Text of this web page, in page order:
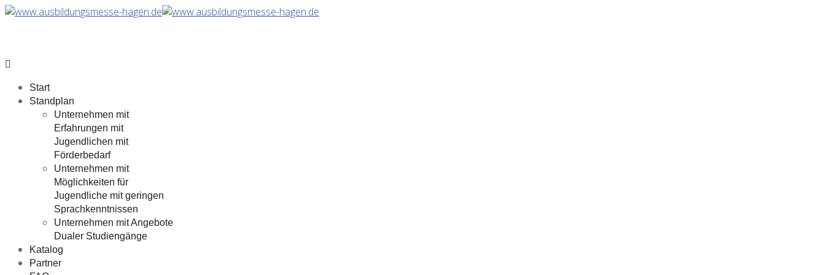
Start
Standplan
Unternehmen mit
Erfahrungen mit
Jugendlichen mit
Förderbedarf
Unternehmen mit
Möglichkeiten für
Jugendliche mit geringen
Sprachkenntnissen
Unternehmen mit Angebote
Dualer Studiengänge
Katalog
Partner